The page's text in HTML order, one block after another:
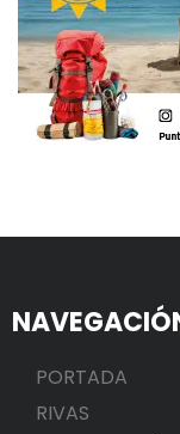
PORTADA
RIVAS